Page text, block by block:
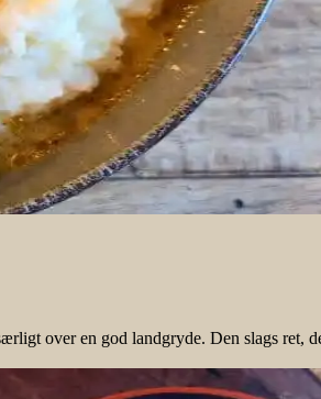
over en god landgryde. Den slags ret,